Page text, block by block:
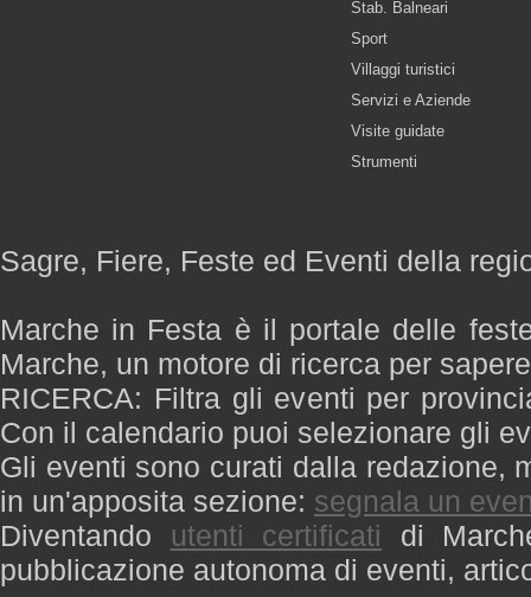
Stab. Balneari
Sport
Villaggi turistici
Servizi e Aziende
Visite guidate
Strumenti
Sagre, Fiere, Feste ed Eventi della
Marche in Festa è il portale delle
Marche, un motore di ricerca per
RICERCA: Filtra gli eventi per
Con il calendario puoi selezionare gli
Gli eventi sono curati dalla redazione,
in un'apposita sezione: segnala un
Diventando utenti certificati di
pubblicazione autonoma di eventi,